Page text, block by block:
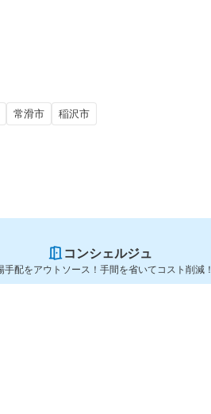
常滑市 稲沢市
コンシェルジュ
手配をアウトソース！手間を省いてコスト削減！